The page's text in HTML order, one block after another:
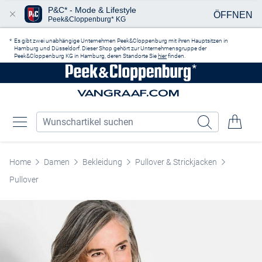
Es gibt zwei unabhängige Unternehmen Peek&Cloppenburg mit ihren Hauptsitzen in
Hamburg und Düsseldorf. Dieser Shop gehört zur Unternehmensgruppe der
Peek&Cloppenburg KG in Hamburg, deren Standorte Sie hierfinden.
Home Damen Bekleidung
Pullover & Strickjacken
Pullover
P&C* - Mode & Lifestyle
Peek&Cloppenburg* KG ÖFFNEN